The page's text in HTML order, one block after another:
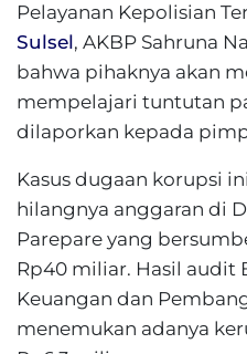
Pelayanan Kepolisian
Sulsel, AKBP Sahruna
bahwa pihaknya akan
mempelajari tuntutan
dilaporkan kepada
Kasus dugaan korupsi
hilangnya anggaran di
Parepare yang
Rp40 miliar. Hasil audit
Keuangan dan
menemukan adanya